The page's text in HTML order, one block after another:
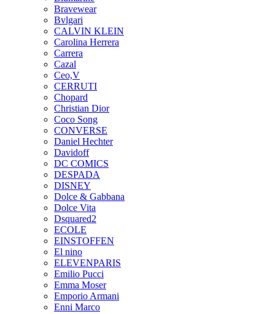
Bravewear
Bvlgari
CALVIN KLEIN
Carolina Herrera
Carrera
Cazal
Ceo,V
CERRUTI
Chopard
Christian Dior
Coco Song
CONVERSE
Daniel Hechter
Davidoff
DC COMICS
DESPADA
DISNEY
Dolce & Gabbana
Dolce Vita
Dsquared2
ECOLE
EINSTOFFEN
El nino
ELEVENPARIS
Emilio Pucci
Emma Moser
Emporio Armani
Enni Marco